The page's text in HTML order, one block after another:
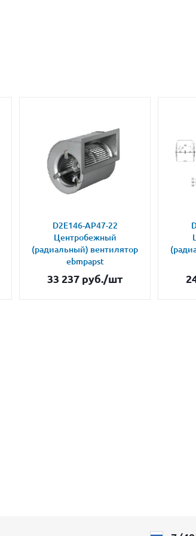
D2E146-AP47-22
Центробежный
(радиальный) вентилятор
ebmpapst
33 237 руб./шт